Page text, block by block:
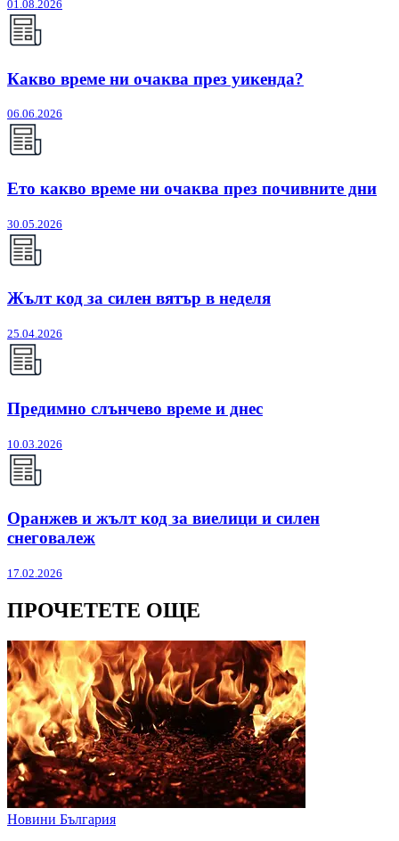
01.08.2026
Какво време ни очаква през уикенда?
06.06.2026
Ето какво време ни очаква през почивните дни
30.05.2026
Жълт код за силен вятър в неделя
25.04.2026
Предимно слънчево време и днес
10.03.2026
Оранжев и жълт код за виелици и силен
снеговалеж
17.02.2026
ПРОЧЕТЕТЕ ОЩЕ
Новини България